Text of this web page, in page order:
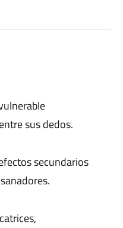
sus dedos.
secundarios